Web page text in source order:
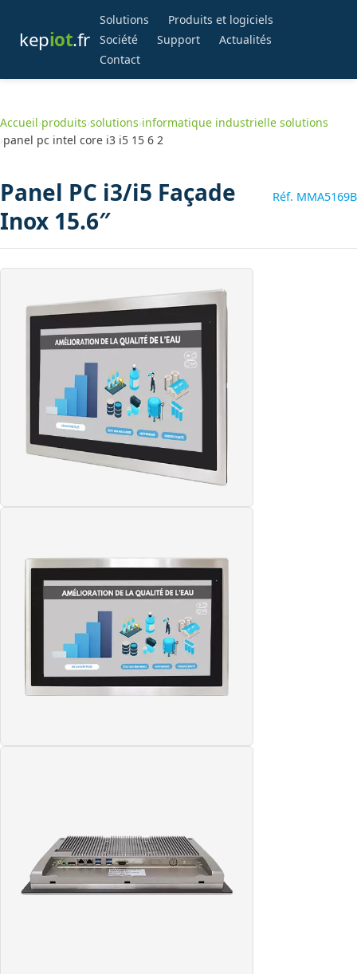
kepiot.fr
Solutions
Produits et logiciels
Société
Support
Actualités
Contact
Accueil›produits›solutions›informatique industrielle solutions
›panel pc intel core i3 i5 15 6 2
Panel PC i3/i5 Façade
Inox 15.6″
Réf. MMA5169B